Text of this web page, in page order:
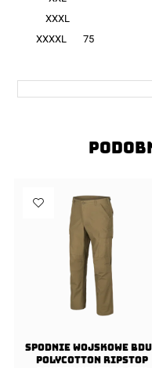
XXXL
XXXXL
75
Spodnie wojskowe
PolyCotton Ripstop